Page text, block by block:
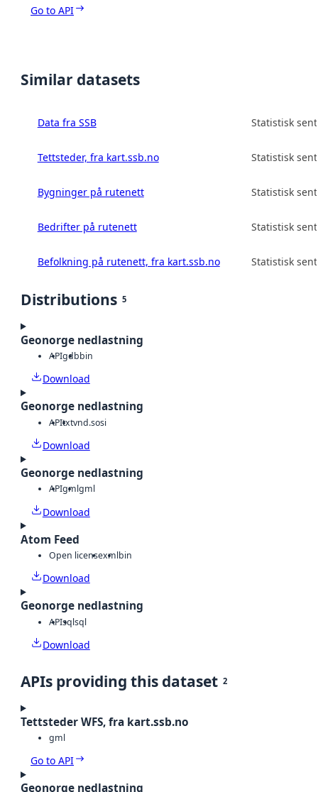
Go to API
Similar datasets
Data fra SSB Statistisk
Tettsteder, fra kart.ssb.no Statistisk
Bygninger på rutenett Statistisk
Bedrifter på rutenett Statistisk
Befolkning på rutenett, fra kart.ssb.no Statistisk
Distributions 5
Geonorge nedlastning
APIgdbbin
Download
Geonorge nedlastning
APItxtvnd.sosi
Download
Geonorge nedlastning
APIgmlgml
Download
Atom Feed
Open licensexmlbin
Download
Geonorge nedlastning
APIsqlsql
Download
APIs providing this dataset 2
Tettsteder WFS, fra kart.ssb.no
gml
Go to API
Geonorge nedlastning